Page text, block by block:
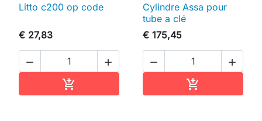
Litto c200 op code
€ 27,83
 

Cylindre Assa pour
tube a clé
€ 175,45
 
